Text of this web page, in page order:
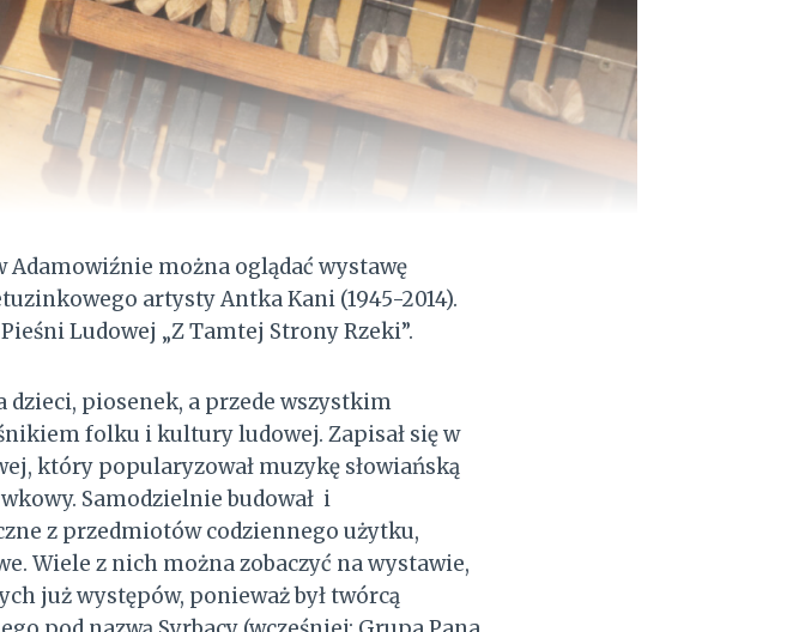
Adamowiźnie można oglądać wystawę
artysty Antka Kani (1945-2014).
Ludowej „Z Tamtej Strony Rzeki”.
dzieci, piosenek, a przede wszystkim
folku i kultury ludowej. Zapisał się w
który popularyzował muzykę słowiańską
Samodzielnie budował i
z przedmiotów codziennego użytku,
Wiele z nich można zobaczyć na wystawie,
już występów, ponieważ był twórcą